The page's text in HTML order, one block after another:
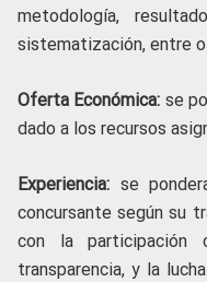
metodología,
sistematización, entre
Oferta Económica: se
dado a los recursos
Experiencia: se
concursante según su
con la participación
transparencia, y la